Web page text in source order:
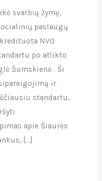
svarbią žymę,
paslaugų
NVO
po atlikto
Šumskienė . Ši
ir
standartu,
apie Šiaurės
[…]